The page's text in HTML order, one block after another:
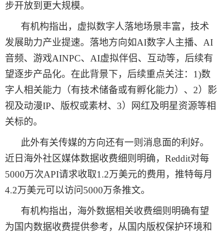
步开放到更大规模。
有机构指出，虚拟数字人落地场景丰富，技术
发展助力产业提速。落地方向如AI数字人主播、AI
音频、游戏AINPC、AI虚拟伴侣、互动等，后续有
望逐步产品化。在此背景下，后续重点关注：1)数
字人相关能力（有技术储备或有孵化能力）、2）影
视及动漫IP、版权或素材、3）网红及明星资源等相
关标的。
此外有关传媒的方向还有一则消息面的利好。
近日海外社区媒体数据收费细则明确， Reddit对每
5000万次API请求收取1.2万美元的费用，推特每月
4.2万美元可以访问5000万条推文。
有机构指出，海外数据相关收费细则明确有望
为国内数据收费提供参考，从国内版权保护环境和